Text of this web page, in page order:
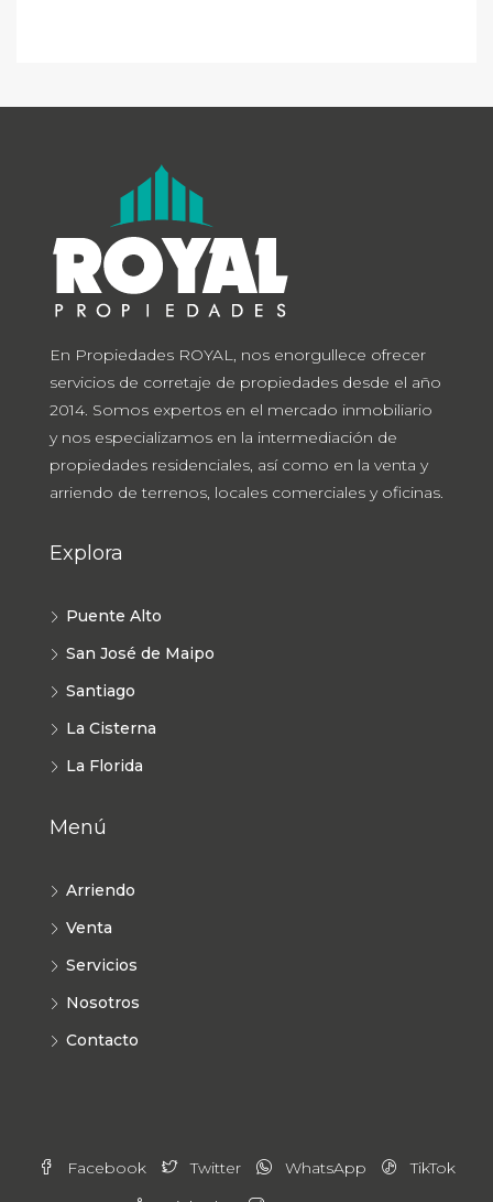
En Propiedades ROYAL, nos enorgullece ofrecer
servicios de corretaje de propiedades desde el año
2014. Somos expertos en el mercado inmobiliario
y nos especializamos en la intermediación de
propiedades residenciales, así como en la venta y
arriendo de terrenos, locales comerciales y oficinas.
Explora
Puente Alto
San José de Maipo
Santiago
La Cisterna
La Florida
Menú
Arriendo
Venta
Servicios
Nosotros
Contacto
Facebook Twitter WhatsApp
TikTok